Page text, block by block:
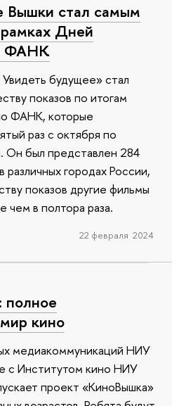
Вышки стал самым
Дней
ФАНК
будущее» стал
показов по итогам
ФАНК, которые
раз с октября по
Он был представлен 284
различных городах России,
показов другие фильмы
чем в полтора раза.
22 февраля 2024
кино
медиакоммуникаций НИУ
с Институтом кино НИУ
проект «КиноВышка»